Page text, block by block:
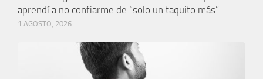
aprendí a no confiarme de “solo un taquito más”
1 AGOSTO, 2026